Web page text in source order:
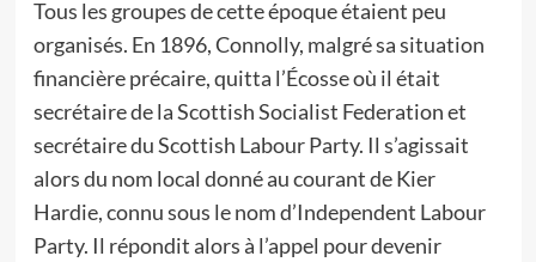
Tous les groupes de cette époque étaient peu
organisés. En 1896, Connolly, malgré sa situation
financière précaire, quitta l’Écosse où il était
secrétaire de la Scottish Socialist Federation et
secrétaire du Scottish Labour Party. Il s’agissait
alors du nom local donné au courant de Kier
Hardie, connu sous le nom d’Independent Labour
Party. Il répondit alors à l’appel pour devenir